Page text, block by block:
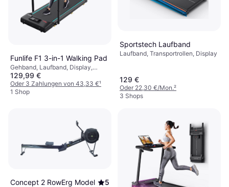
Funlife F1 3-in-1 Walking Pad
Gehband, Laufband, Display,
Transportrollen, Einklappbar
129,99 €
Oder 3 Zahlungen von 43,33 €¹
1 Shop
Sportstech Laufband
Laufband, Transportrollen, Display
129 €
Oder 22,30 €/Mon.²
3 Shops
Concept 2 RowErg Model
5